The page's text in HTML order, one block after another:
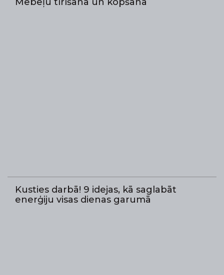
Kusties darbā! 9 idejas, kā saglabāt
enerģiju visas dienas garumā